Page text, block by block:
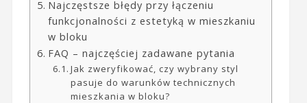
Najczęstsze błędy przy łączeniu
funkcjonalności z estetyką w mieszkaniu
w bloku
FAQ – najczęściej zadawane pytania
Jak zweryfikować, czy wybrany styl
pasuje do warunków technicznych
mieszkania w bloku?